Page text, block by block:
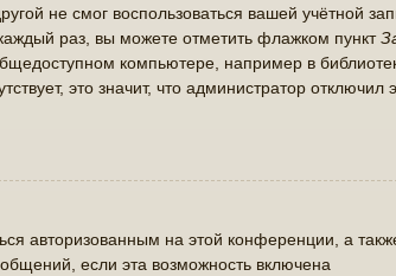
не смог воспользоваться вашей учётной
раз, вы можете отметить флажком пункт
компьютере, например в
это значит, что администратор отключил
авторизованным на этой конференции, а
если эта возможность включена